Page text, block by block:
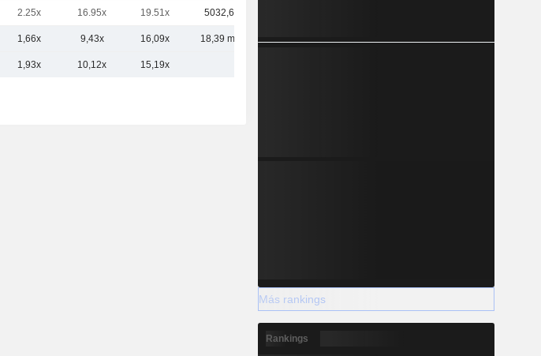
2.25x 16.95x 19.51x 5032,61 M
1,66x 9,43x 16,09x 18,39 mil M
1,93x 10,12x 15,19x
Más rankings
Rankings